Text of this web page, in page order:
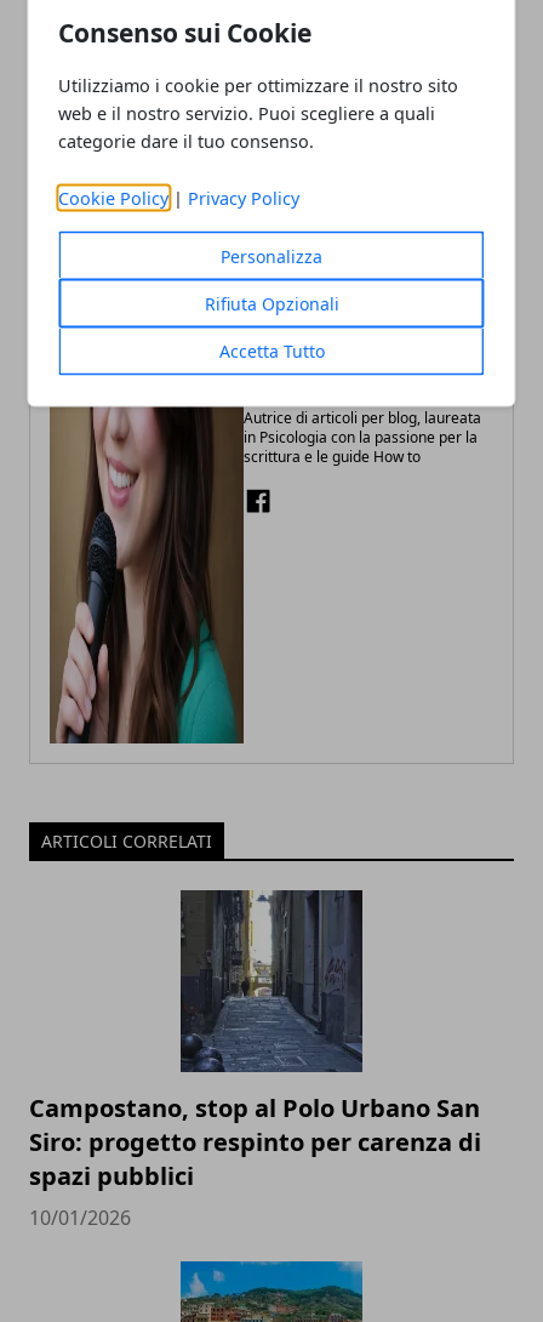
Consenso sui Cookie
Utilizziamo i cookie per ottimizzare il nostro sito
web e il nostro servizio. Puoi scegliere a quali
categorie dare il tuo consenso.
Cookie Policy | Privacy Policy
Personalizza
Rifiuta Opzionali
Accetta Tutto
Annalisa Biasi
Autrice di articoli per blog, laureata
in Psicologia con la passione per la
scrittura e le guide How to
ARTICOLI CORRELATI
Campostano, stop al Polo Urbano San
Siro: progetto respinto per carenza di
spazi pubblici
10/01/2026